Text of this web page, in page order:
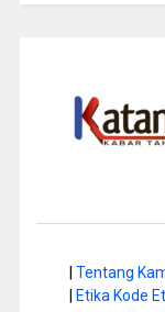
Tentang
Etika Kode